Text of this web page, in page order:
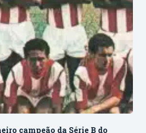
campeão da Série B do